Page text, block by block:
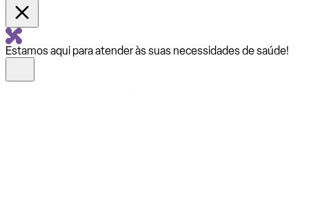
Estamos aqui para atender às suas necessidades de saúde!